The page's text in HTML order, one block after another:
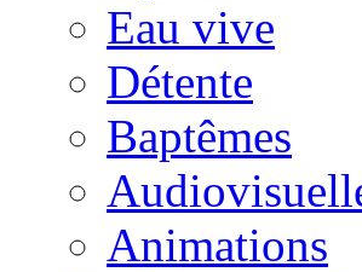
Eau vive
Détente
Baptêmes
Animations